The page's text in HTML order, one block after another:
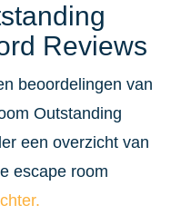
Reviews
beoordelingen van
Outstanding
een overzicht van
escape room